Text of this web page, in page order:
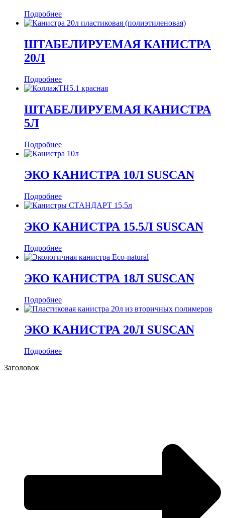
Подробнее
ШТАБЕЛИРУЕМАЯ КАНИСТРА
20Л
Подробнее
ШТАБЕЛИРУЕМАЯ КАНИСТРА
5Л
Подробнее
ЭКО КАНИСТРА 10Л SUSCAN
Подробнее
ЭКО КАНИСТРА 15.5Л SUSCAN
Подробнее
ЭКО КАНИСТРА 18Л SUSCAN
Подробнее
ЭКО КАНИСТРА 20Л SUSCAN
Подробнее
Заголовок